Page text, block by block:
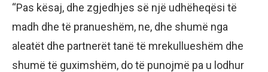
“Pas kësaj, dhe zgjedhjes së një udhëheqësi të
madh dhe të pranueshëm, ne, dhe shumë nga
aleatët dhe partnerët tanë të mrekullueshëm dhe
shumë të guximshëm, do të punojmë pa u lodhur